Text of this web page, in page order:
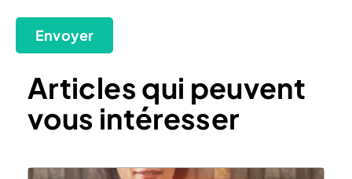
Envoyer
Articles qui peuvent
vous intéresser